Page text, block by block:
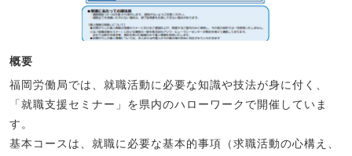
概要
福岡労働局では、就職活動に必要な知識や技法が身に付く、
「就職支援セミナー」を県内のハローワークで開催していま
す。
基本コースは、就職に必要な基本的事項（求職活動の心構え、